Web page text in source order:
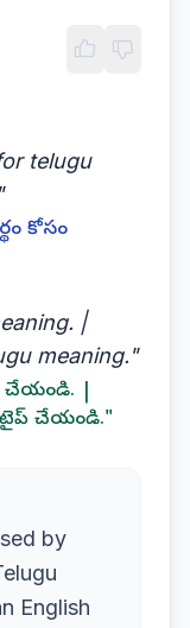
telugu
కోసం
|
meaning."
చేయండి. |
టైప్ చేయండి."
by
English